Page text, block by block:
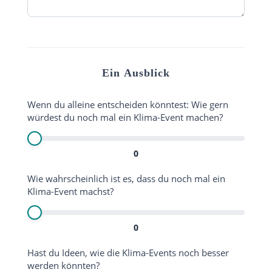
Ein Ausblick
Wenn du alleine entscheiden könntest: Wie gern
würdest du noch mal ein Klima-Event machen?
0
Wie wahrscheinlich ist es, dass du noch mal ein
Klima-Event machst?
0
Hast du Ideen, wie die Klima-Events noch besser
werden könnten?